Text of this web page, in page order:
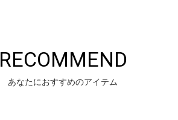
RECOMMEND
あなたにおすすめのアイテム